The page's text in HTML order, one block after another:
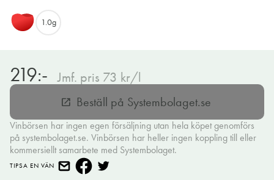
1.0g
219:- Jmf. pris 73 kr/l
open_in_new Beställ på Systembolaget.se
Vinbörsen har ingen egen försäljning utan hela köpet genomförs
på systembolaget.se. Vinbörsen har heller ingen koppling till eller
kommersiellt samarbete med Systembolaget.
TIPSA EN VÄN